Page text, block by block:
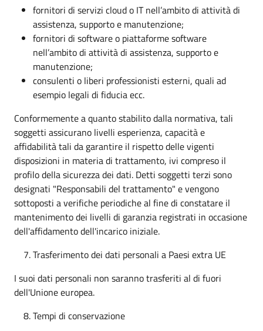
fornitori di servizi cloud o IT nell’ambito di attività di
assistenza, supporto e manutenzione;
fornitori di software o piattaforme software
nell’ambito di attività di assistenza, supporto e
manutenzione;
consulenti o liberi professionisti esterni, quali ad
esempio legali di fiducia ecc.
Conformemente a quanto stabilito dalla normativa, tali
soggetti assicurano livelli esperienza, capacità e
affidabilità tali da garantire il rispetto delle vigenti
disposizioni in materia di trattamento, ivi compreso il
profilo della sicurezza dei dati. Detti soggetti terzi sono
designati "Responsabili del trattamento" e vengono
sottoposti a verifiche periodiche al fine di constatare il
mantenimento dei livelli di garanzia registrati in occasione
dell'affidamento dell'incarico iniziale.
Trasferimento dei dati personali a Paesi extra UE
I suoi dati personali non saranno trasferiti al di fuori
dell'Unione europea.
Tempi di conservazione